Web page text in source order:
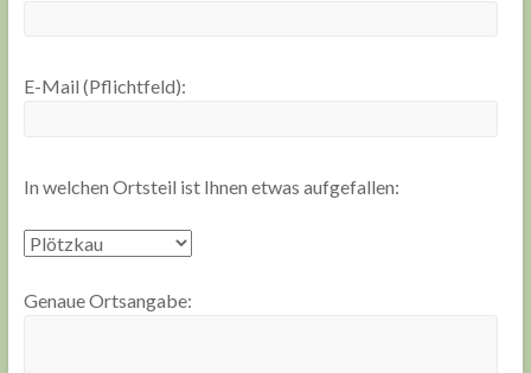
E-Mail (Pflichtfeld):
In welchen Ortsteil ist Ihnen etwas aufgefallen:
Genaue Ortsangabe: